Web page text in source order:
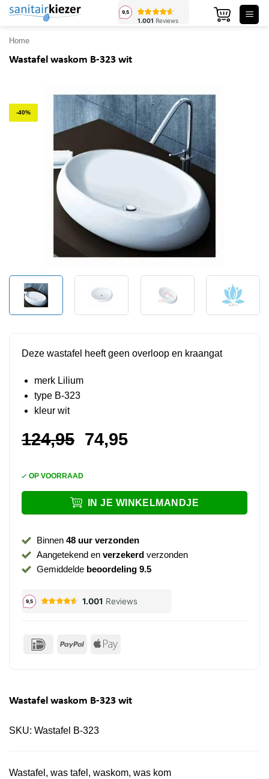
Ga
inhoud
Home
Wastafel waskom B-323 wit
-40%
Deze wastafel heeft geen overloop en kraangat
merk Lilium
type B-323
kleur wit
124,95 Oorspronkelijke
124,95.
74,95Huidige
74,95.
OP VOORRAAD
IN JE WINKELMANDJE
Binnen 48 uur verzonden
Aangetekend en verzekerdverzonden
Gemiddelde beoordeling 9.5
IDeal PayPal Apple
Wastafel waskom B-323 wit
SKU: Wastafel B-323
Wastafel, was tafel, waskom, was kom